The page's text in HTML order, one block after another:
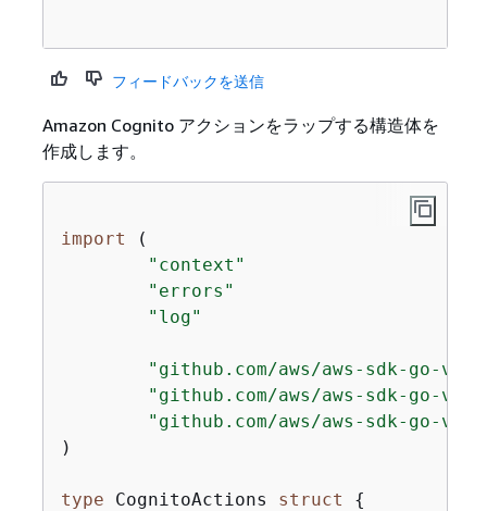
フィードバックを送信
Amazon Cognito アクションをラップする構造体を
作成します。
import (
"context"
"errors"
"log"
"github.com/aws/aws-sdk-go-v2/
"github.com/aws/aws-sdk-go-
"github.com/aws/aws-sdk-go-
)
type CognitoActions struct
{